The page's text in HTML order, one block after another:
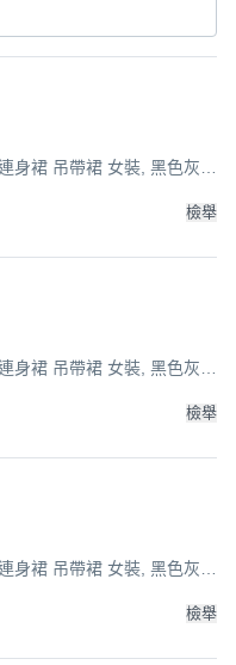
身裙 吊帶裙 女裝, 黑色灰
檢舉
身裙 吊帶裙 女裝, 黑色灰
檢舉
身裙 吊帶裙 女裝, 黑色灰
檢舉